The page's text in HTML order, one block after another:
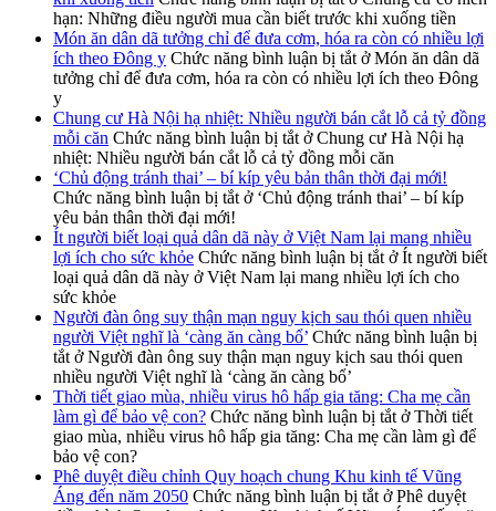
hạn: Những điều người mua cần biết trước khi xuống tiền
Món ăn dân dã tưởng chỉ để đưa cơm, hóa ra còn có nhiều lợi
ích theo Đông y Chức năng bình luận bị tắt ở Món ăn dân dã
tưởng chỉ để đưa cơm, hóa ra còn có nhiều lợi ích theo Đông
y
Chung cư Hà Nội hạ nhiệt: Nhiều người bán cắt lỗ cả tỷ đồng
mỗi căn Chức năng bình luận bị tắt ở Chung cư Hà Nội hạ
nhiệt: Nhiều người bán cắt lỗ cả tỷ đồng mỗi căn
‘Chủ động tránh thai’ – bí kíp yêu bản thân thời đại mới!
Chức năng bình luận bị tắt ở ‘Chủ động tránh thai’ – bí kíp
yêu bản thân thời đại mới!
Ít người biết loại quả dân dã này ở Việt Nam lại mang nhiều
lợi ích cho sức khỏe Chức năng bình luận bị tắt ở Ít người biết
loại quả dân dã này ở Việt Nam lại mang nhiều lợi ích cho
sức khỏe
Người đàn ông suy thận mạn nguy kịch sau thói quen nhiều
người Việt nghĩ là ‘càng ăn càng bổ’ Chức năng bình luận bị
tắt ở Người đàn ông suy thận mạn nguy kịch sau thói quen
nhiều người Việt nghĩ là ‘càng ăn càng bổ’
Thời tiết giao mùa, nhiều virus hô hấp gia tăng: Cha mẹ cần
làm gì để bảo vệ con? Chức năng bình luận bị tắt ở Thời tiết
giao mùa, nhiều virus hô hấp gia tăng: Cha mẹ cần làm gì để
bảo vệ con?
Phê duyệt điều chỉnh Quy hoạch chung Khu kinh tế Vũng
Áng đến năm 2050 Chức năng bình luận bị tắt ở Phê duyệt